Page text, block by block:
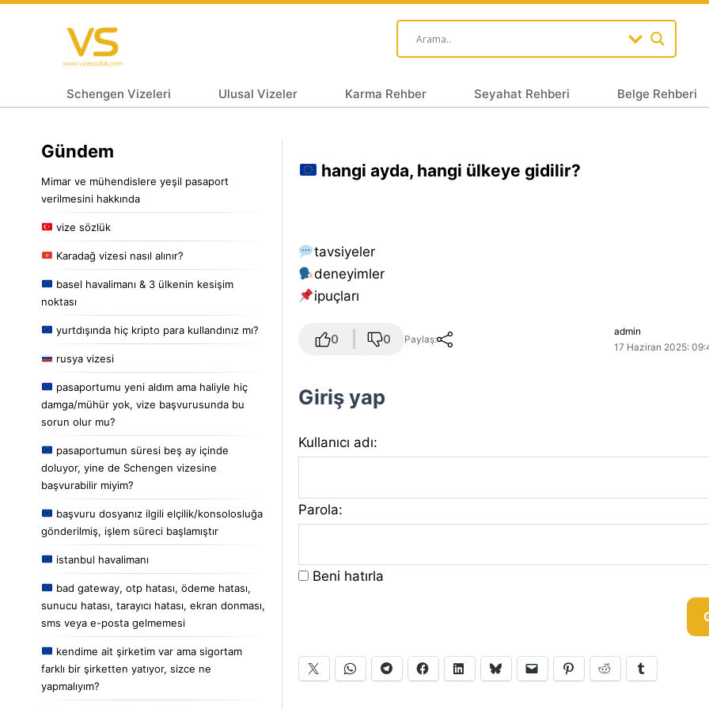
Schengen Vizeleri Ulusal Vizeler Karma Rehber Seyahat Rehberi Belge Rehberi
Gündem
Mimar ve mühendislere yeşil pasaport
verilmesini hakkında
vize sözlük
Karadağ vizesi nasıl alınır?
basel havalimanı & 3 ülkenin kesişim
noktası
yurtdışında hiç kripto para kullandınız mı?
rusya vizesi
pasaportumu yeni aldım ama haliyle hiç
damga/mühür yok, vize başvurusunda bu
sorun olur mu?
pasaportumun süresi beş ay içinde
doluyor, yine de Schengen vizesine
başvurabilir miyim?
başvuru dosyanız ilgili elçilik/konsolosluğa
gönderilmiş, işlem süreci başlamıştır
istanbul havalimanı
bad gateway, otp hatası, ödeme hatası,
sunucu hatası, tarayıcı hatası, ekran donması,
sms veya e-posta gelmemesi
kendime ait şirketim var ama sigortam
farklı bir şirketten yatıyor, sizce ne
yapmalıyım?
hangi ayda, hangi ülkeye gidilir?
tavsiyeler
deneyimler
i̇puçları
0 0 Paylaş:
admin
17 Haziran 2025:
Giriş yap
Kullanıcı adı:
Parola:
Beni hatırla